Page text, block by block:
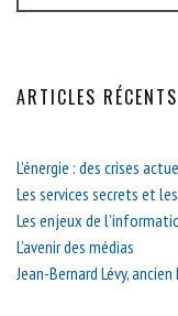
ARTICLES RÉCENTS
L’énergie : des crises
Les services secrets et
Les enjeux de
L’avenir des médias
Jean-Bernard Lévy, ancien